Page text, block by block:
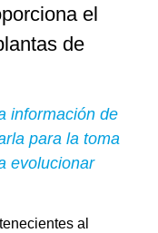
el
de
información de
para la toma
evolucionar
al